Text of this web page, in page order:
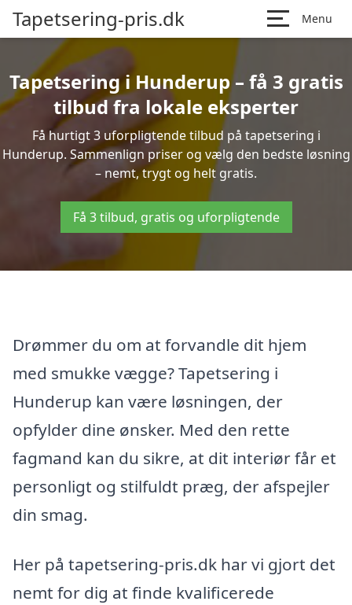
Tapetsering-pris.dk Menu
Tapetsering i Hunderup – få 3 gratis
tilbud fra lokale eksperter
Få hurtigt 3 uforpligtende tilbud på tapetsering i
Hunderup. Sammenlign priser og vælg den bedste løsning
– nemt, trygt og helt gratis.
Få 3 tilbud, gratis og uforpligtende
Drømmer du om at forvandle dit hjem
med smukke vægge? Tapetsering i
Hunderup kan være løsningen, der
opfylder dine ønsker. Med den rette
fagmand kan du sikre, at dit interiør får et
personligt og stilfuldt præg, der afspejler
din smag.
Her på tapetsering-pris.dk har vi gjort det
nemt for dig at finde kvalificerede